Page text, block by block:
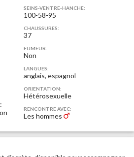
SEINS-VENTRE-HANCHE:
100-58-95
CHAUSSURES:
37
FUMEUR:
Non
LANGUES:
anglais, espagnol
ORIENTATION:
Hétérosexuelle
RENCONTRE AVEC:
Les hommes